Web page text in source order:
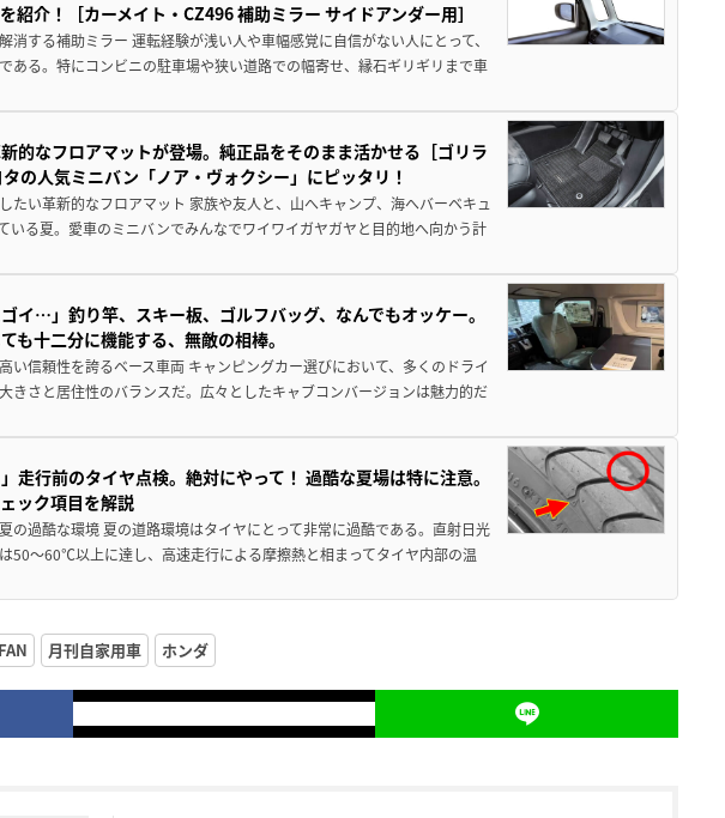
紹介！［カーメイト・CZ496 補助ミラー サイドアンダー用］
消する補助ミラー 運転経験が浅い人や車幅感覚に自信がない人にとって、
ある。特にコンビニの駐車場や狭い道路での幅寄せ、縁石ギリギリまで車
的なフロアマットが登場。純正品をそのまま活かせる［ゴリラ
の人気ミニバン「ノア・ヴォクシー」にピッタリ！
たい革新的なフロアマット 家族や友人と、山へキャンプ、海へバーベキュ
いる夏。愛車のミニバンでみんなでワイワイガヤガヤと目的地へ向かう計
イ…」釣り竿、スキー板、ゴルフバッグ、なんでもオッケー。
も十二分に機能する、無敵の相棒。
い信頼性を誇るベース車両 キャンピングカー選びにおいて、多くのドライ
きさと居住性のバランスだ。広々としたキャブコンバージョンは魅力的だ
走行前のタイヤ点検。絶対にやって！ 過酷な夏場は特に注意。
ック項目を解説
の過酷な環境 夏の道路環境はタイヤにとって非常に過酷である。直射日光
50〜60℃以上に達し、高速走行による摩擦熱と相まってタイヤ内部の温
月刊自家用車 ホンダ